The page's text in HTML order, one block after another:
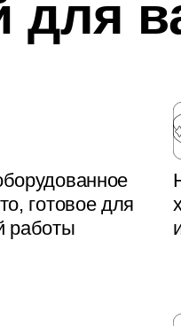
для
готовое для
работы